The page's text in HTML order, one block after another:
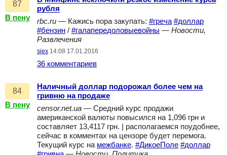
87
В пену
рубля
rbc.ru — Кажись пора закупать: #греча #доллар
#бензин / #галапередоловыевойны — Новости,
Развлечения
siex 14:08 17.01.2016
36 комментариев
84
В пену
Наличный доллар подорожал более чем на
гривню на продаже
censor.net.ua — Средний курс продажи
американской валюты повысился на 1,096 грн и
составляет 13,4117 грн. | располагаемся поудобнее,
сейчас в комментах на цензоре будет перемога.
Текущий курс на межбанке. #ДикоеПоле #доллар